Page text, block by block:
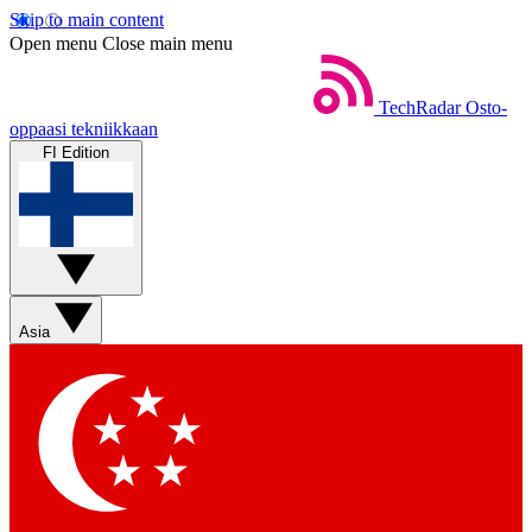
Skip to main content
Open menu Close main menu
TechRadar Osto-
oppaasi tekniikkaan
FI Edition
Asia